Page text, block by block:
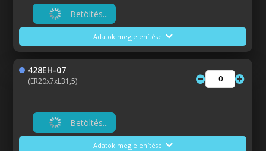
Betöltés...
Adatok megjelenítése
428EH-07
(ER20x7xL31,5)
Betöltés...
Adatok megjelenítése